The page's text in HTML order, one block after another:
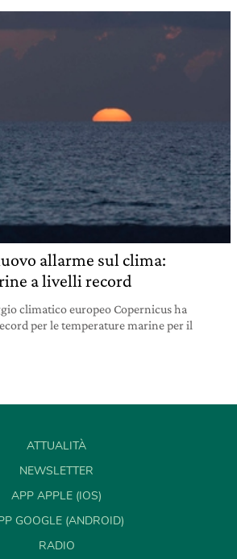
allarme sul clima:
a livelli record
climatico europeo Copernicus ha
per le temperature marine per il
ATTUALITÀ
NEWSLETTER
APP APPLE (IOS)
GOOGLE (ANDROID)
RADIO